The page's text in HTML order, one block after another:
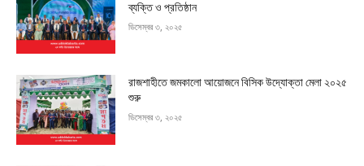
ব্যক্তি ও প্রতিষ্ঠান
ডিসেম্বর ৩, ২০২৫
রাজশাহীতে জমকালো আয়োজনে বিসিক উদ্যোক্তা মেলা ২০২৫
শুরু
ডিসেম্বর ৩, ২০২৫